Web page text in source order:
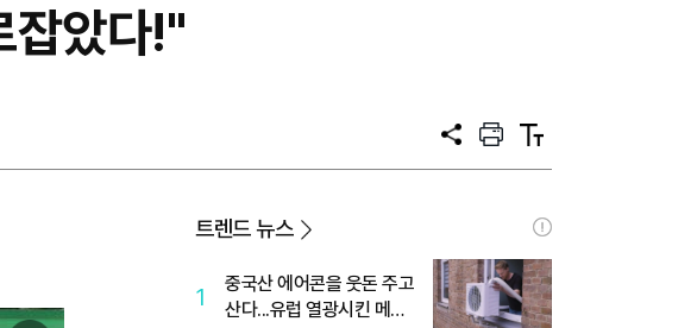
잡았다!"
공
프
트
텍
트
트렌드 뉴스
1
중국산 에어콘을 웃돈 주고
산다...유럽 열광시킨 메이